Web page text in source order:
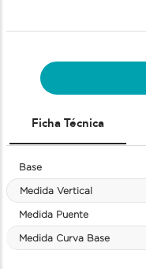
Ficha Técnica
Base
Medida Vertical
Medida Puente
Medida Curva Base